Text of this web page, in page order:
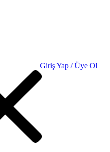
Giriş Yap / Üye Ol